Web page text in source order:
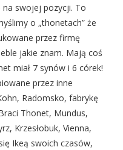
swojej pozycji. To
o „thonetach” że
przez firmę
jakie znam. Mają coś
miał 7 synów i 6 córek!
przez inne
Radomsko, fabrykę
Thonet, Mundus,
Krzesłobuk, Vienna,
Ikeą swoich czasów,